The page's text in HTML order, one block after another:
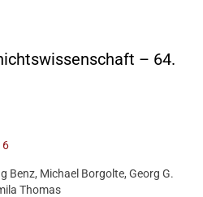
– 64.
Benz, Michael Borgolte, Georg G.
Thomas